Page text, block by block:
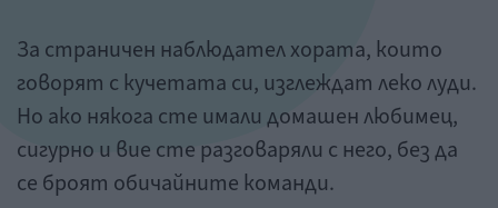
За страничен наблюдател хората, които
говорят с кучетата си, изглеждат леко луди.
Но ако някога сте имали домашен любимец,
сигурно и вие сте разговаряли с него, без да
се броят обичайните команди.